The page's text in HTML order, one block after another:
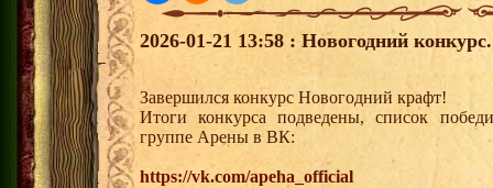
2026-01-21 13:58 : Новогодний
Завершился конкурс Новогодний крафт!
Итоги конкурса подведены, список
группе Арены в ВК:
https://vk.com/apeha_official